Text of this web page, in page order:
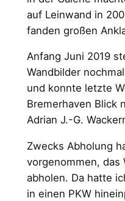
auf Leinwand in
fanden großen
Anfang Juni 2019
Wandbilder
und konnte letzte
Bremerhaven Blick
Adrian J.-G.
Zwecks Abholung
vorgenommen, das
abholen. Da hatte
in einen PKW